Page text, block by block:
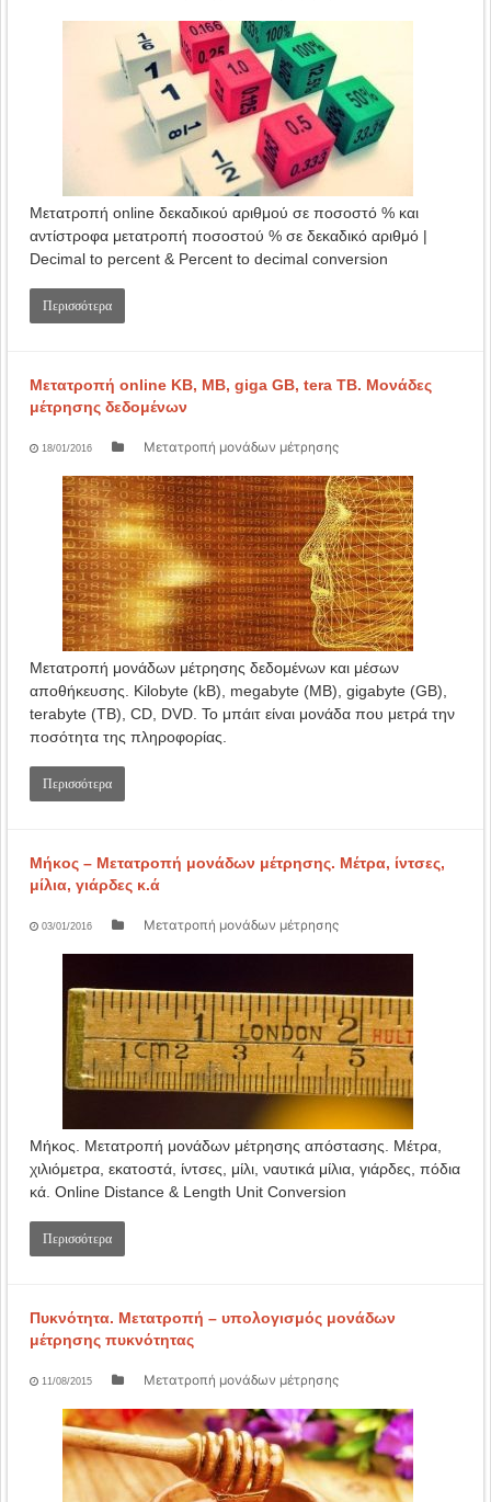
Μετατροπή online δεκαδικού αριθμού σε ποσοστό % και
αντίστροφα μετατροπή ποσοστού % σε δεκαδικό αριθμό |
Decimal to percent & Percent to decimal conversion
Περισσότερα
Μετατροπή online KB, MB, giga GB, tera TB. Μονάδες
μέτρησης δεδομένων
18/01/2016 Μετατροπή μονάδων μέτρησης
Μετατροπή μονάδων μέτρησης δεδομένων και μέσων
αποθήκευσης. Kilobyte (kB), megabyte (MB), gigabyte (GB),
terabyte (TB), CD, DVD. Το μπάιτ είναι μονάδα που μετρά την
ποσότητα της πληροφορίας.
Περισσότερα
Μήκος – Μετατροπή μονάδων μέτρησης. Μέτρα, ίντσες,
μίλια, γιάρδες κ.ά
03/01/2016 Μετατροπή μονάδων μέτρησης
Μήκος. Μετατροπή μονάδων μέτρησης απόστασης. Μέτρα,
χιλιόμετρα, εκατοστά, ίντσες, μίλι, ναυτικά μίλια, γιάρδες, πόδια
κά. Online Distance & Length Unit Conversion
Περισσότερα
Πυκνότητα. Μετατροπή – υπολογισμός μονάδων
μέτρησης πυκνότητας
11/08/2015 Μετατροπή μονάδων μέτρησης